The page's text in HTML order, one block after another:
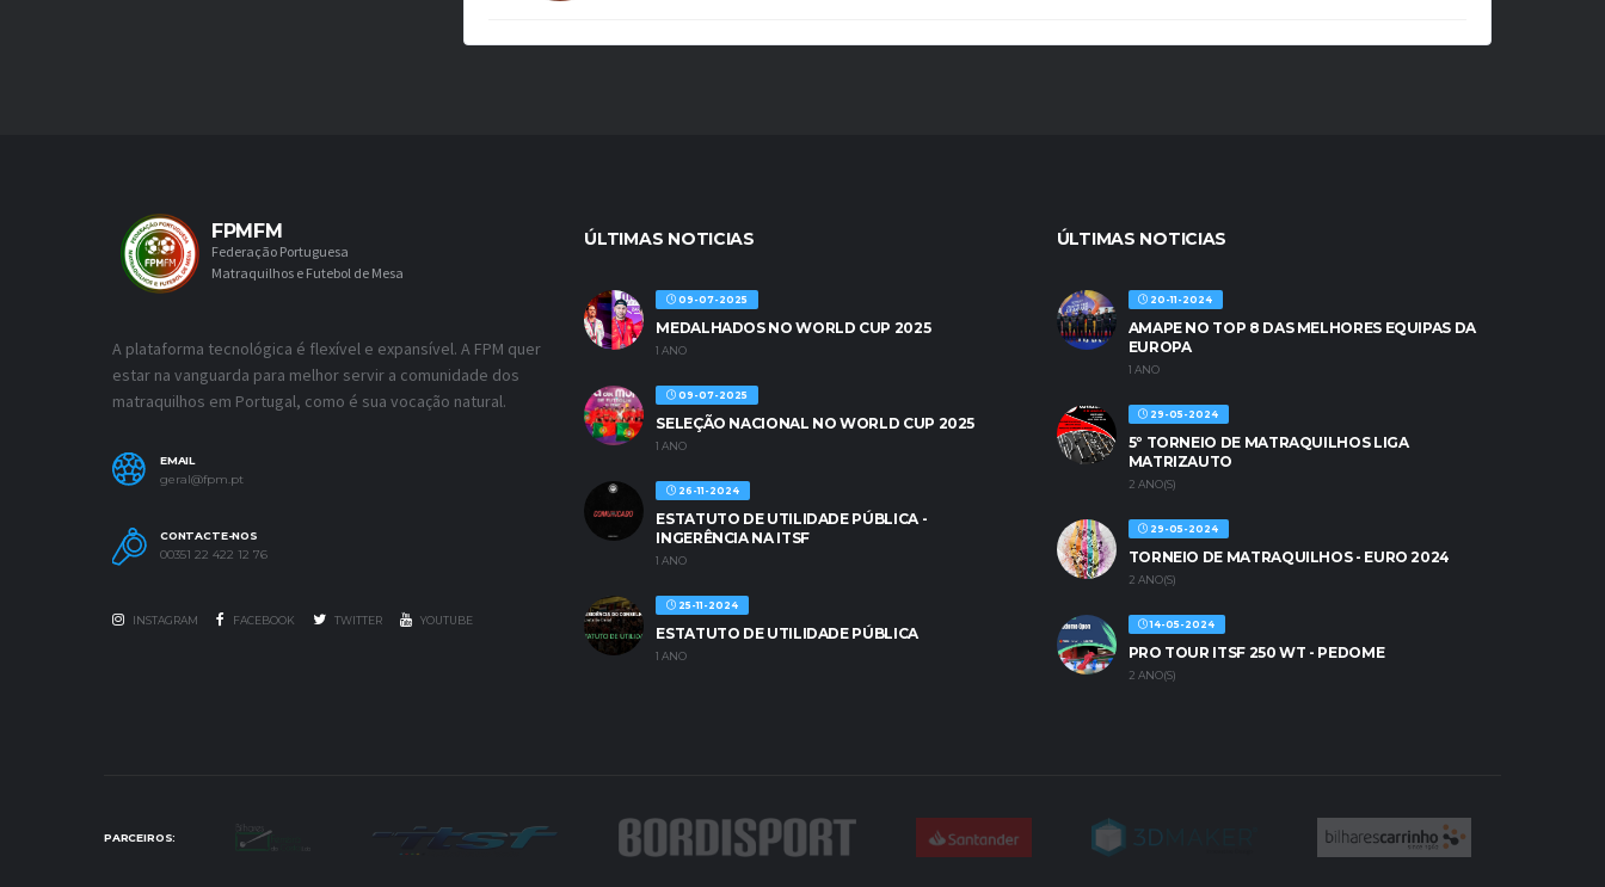
FPMFM
Federação Portuguesa
Matraquilhos e Futebol de Mesa
A plataforma tecnológica é flexível e expansível. A FPM quer
estar na vanguarda para melhor servir a comunidade dos
matraquilhos em Portugal, como é sua vocação natural.
EMAIL
geral@fpm.pt
CONTACTE-NOS
00351 22 422 12 76
INSTAGRAM FACEBOOK TWITTER YOUTUBE
ÚLTIMAS NOTICIAS
09-07-2025
MEDALHADOS NO WORLD CUP 2025
1 ANO
09-07-2025
SELEÇÃO NACIONAL NO WORLD CUP 2025
1 ANO
26-11-2024
ESTATUTO DE UTILIDADE PÚBLICA -
INGERÊNCIA NA ITSF
1 ANO
25-11-2024
ESTATUTO DE UTILIDADE PÚBLICA
1 ANO
ÚLTIMAS NOTICIAS
20-11-2024
AMAPE NO TOP 8 DAS MELHORES EQUIPAS DA
EUROPA
1 ANO
29-05-2024
5º TORNEIO DE MATRAQUILHOS LIGA
MATRIZAUTO
2 ANO(S)
29-05-2024
TORNEIO DE MATRAQUILHOS - EURO 2024
2 ANO(S)
14-05-2024
PRO TOUR ITSF 250 WT - PEDOME
2 ANO(S)
PARCEIROS: